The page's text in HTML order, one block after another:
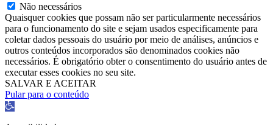
Não necessários
Quaisquer cookies que possam não ser particularmente necessários
para o funcionamento do site e sejam usados ​​especificamente para
coletar dados pessoais do usuário por meio de análises, anúncios e
outros conteúdos incorporados são denominados cookies não
necessários. É obrigatório obter o consentimento do usuário antes de
executar esses cookies no seu site.
SALVAR E ACEITAR
Pular para o conteúdo
Barra